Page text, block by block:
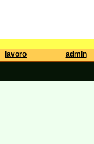
lavoro admin